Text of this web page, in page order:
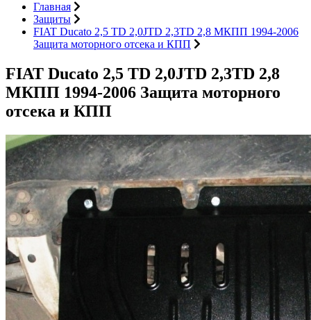
Главная
Защиты
FIAT Ducato 2,5 TD 2,0JTD 2,3TD 2,8 МКПП 1994-2006
Защита моторного отсека и КПП
FIAT Ducato 2,5 TD 2,0JTD 2,3TD 2,8
МКПП 1994-2006 Защита моторного
отсека и КПП